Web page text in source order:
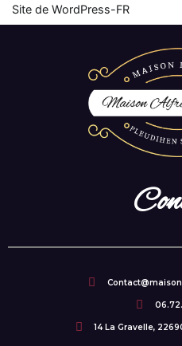
Site de WordPress-FR
14 La Gravelle,